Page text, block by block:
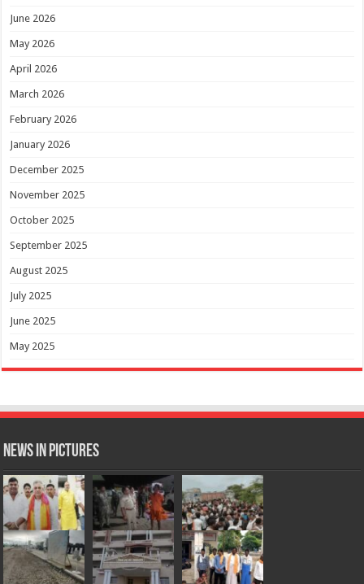
June 2026
May 2026
April 2026
March 2026
February 2026
January 2026
December 2025
November 2025
October 2025
September 2025
August 2025
July 2025
June 2025
May 2025
News in Pictures